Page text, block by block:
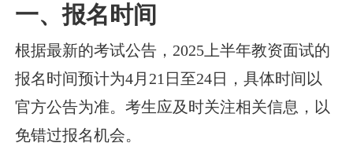
一、报名时间
根据最新的考试公告，2025上半年教资面试的
报名时间预计为4月21日至24日，具体时间以
官方公告为准。考生应及时关注相关信息，以
免错过报名机会。